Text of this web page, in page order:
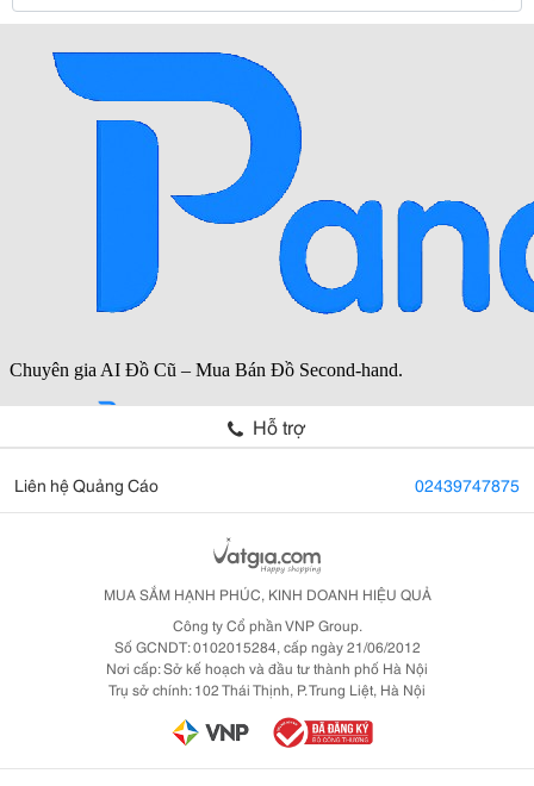
Hỗ trợ
Liên hệ Quảng Cáo 02439747875
MUA SẮM HẠNH PHÚC, KINH DOANH HIỆU QUẢ
Công ty Cổ phần VNP Group.
Số GCNDT: 0102015284, cấp ngày 21/06/2012
Nơi cấp: Sở kế hoạch và đầu tư thành phố Hà Nội
Trụ sở chính: 102 Thái Thịnh, P. Trung Liệt, Hà Nội